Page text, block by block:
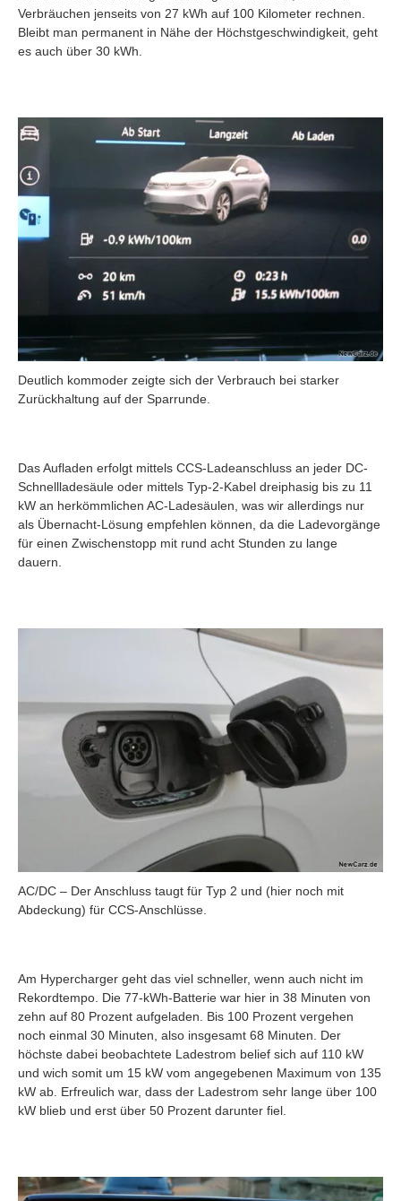
Verbräuchen jenseits von 27 kWh auf 100 Kilometer rechnen.
Bleibt man permanent in Nähe der Höchstgeschwindigkeit, geht
es auch über 30 kWh.
Deutlich kommoder zeigte sich der Verbrauch bei starker
Zurückhaltung auf der Sparrunde.
Das Aufladen erfolgt mittels CCS-Ladeanschluss an jeder DC-
Schnellladesäule oder mittels Typ-2-Kabel dreiphasig bis zu 11
kW an herkömmlichen AC-Ladesäulen, was wir allerdings nur
als Übernacht-Lösung empfehlen können, da die Ladevorgänge
für einen Zwischenstopp mit rund acht Stunden zu lange
dauern.
AC/DC – Der Anschluss taugt für Typ 2 und (hier noch mit
Abdeckung) für CCS-Anschlüsse.
Am Hypercharger geht das viel schneller, wenn auch nicht im
Rekordtempo. Die 77-kWh-Batterie war hier in 38 Minuten von
zehn auf 80 Prozent aufgeladen. Bis 100 Prozent vergehen
noch einmal 30 Minuten, also insgesamt 68 Minuten. Der
höchste dabei beobachtete Ladestrom belief sich auf 110 kW
und wich somit um 15 kW vom angegebenen Maximum von 135
kW ab. Erfreulich war, dass der Ladestrom sehr lange über 100
kW blieb und erst über 50 Prozent darunter fiel.